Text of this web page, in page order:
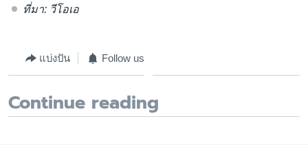
ที่มา: วีโอเอ
แบ่งปัน Follow us
Continue reading